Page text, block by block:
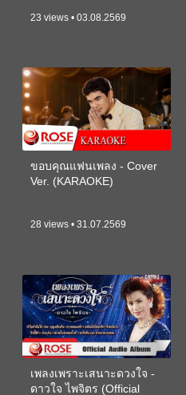
23 views • 03.08.2569
ขอบคุณแฟนเพลง - Cover
Ver. (KARAOKE)
28 views • 31.07.2569
เพลงเพราะเสนาะดวงใจ -
ดาวใจ ไพจิตร (Official